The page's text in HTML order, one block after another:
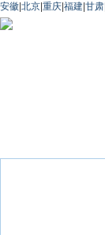
安徽 北京 重庆 福建 甘肃